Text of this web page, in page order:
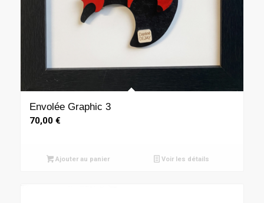
Envolée Graphic 3
70,00 €
Ajouter au panier Voir les détails